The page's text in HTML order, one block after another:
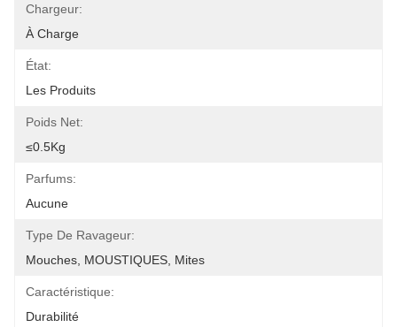
Chargeur:
À Charge
État:
Les Produits
Poids Net:
≤0.5Kg
Parfums:
Aucune
Type De Ravageur:
Mouches, MOUSTIQUES, Mites
Caractéristique:
Durabilité